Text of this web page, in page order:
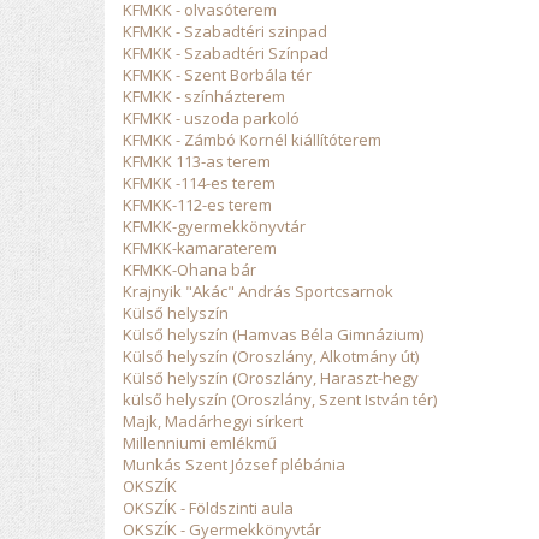
KFMKK - olvasóterem
KFMKK - Szabadtéri szinpad
KFMKK - Szabadtéri Színpad
KFMKK - Szent Borbála tér
KFMKK - színházterem
KFMKK - uszoda parkoló
KFMKK - Zámbó Kornél kiállítóterem
KFMKK 113-as terem
KFMKK -114-es terem
KFMKK-112-es terem
KFMKK-gyermekkönyvtár
KFMKK-kamaraterem
KFMKK-Ohana bár
Krajnyik "Akác" András Sportcsarnok
Külső helyszín
Külső helyszín (Hamvas Béla Gimnázium)
Külső helyszín (Oroszlány, Alkotmány út)
Külső helyszín (Oroszlány, Haraszt-hegy
külső helyszín (Oroszlány, Szent István tér)
Majk, Madárhegyi sírkert
Millenniumi emlékmű
Munkás Szent József plébánia
OKSZÍK
OKSZÍK - Földszinti aula
OKSZÍK - Gyermekkönyvtár